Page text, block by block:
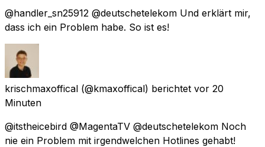
@handler_sn25912 @deutschetelekom Und erklärt mir,
dass ich ein Problem habe. So ist es!
krischmaxoffical (@kmaxoffical) berichtet vor 20
Minuten
@itstheicebird @MagentaTV @deutschetelekom Noch
nie ein Problem mit irgendwelchen Hotlines gehabt!